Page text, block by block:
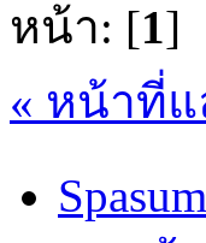
หน้า: [1]
« หน้าที่แ